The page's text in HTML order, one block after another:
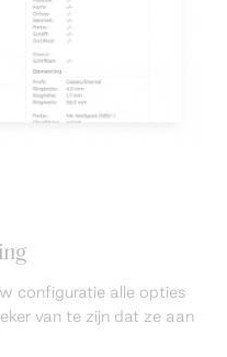
configuratie alle opties
van te zijn dat ze aan